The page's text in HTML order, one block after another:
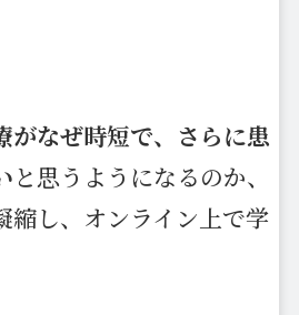
がなぜ時短で、さらに患
と思うようになるのか、
縮し、オンライン上で学